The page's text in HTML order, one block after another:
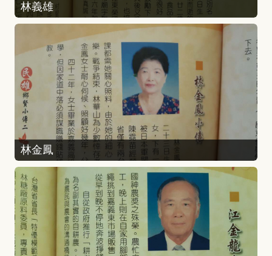
林義雄
林金鳳